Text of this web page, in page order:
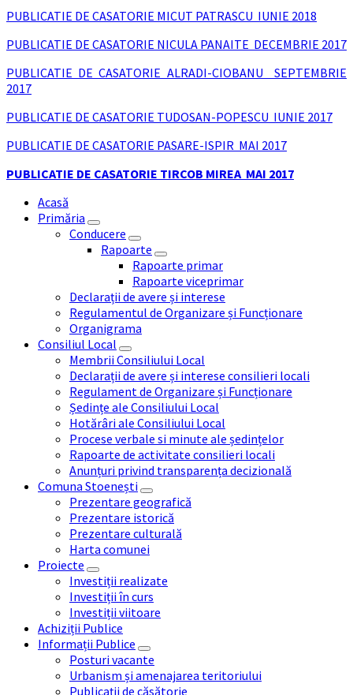
PUBLICATIE DE CASATORIE MICUT PATRASCU IUNIE 2018
PUBLICATIE DE CASATORIE NICULA PANAITE DECEMBRIE 2017
PUBLICATIE DE CASATORIE ALRADI-CIOBANU SEPTEMBRIE
2017
PUBLICATIE DE CASATORIE TUDOSAN-POPESCU IUNIE 2017
PUBLICATIE DE CASATORIE PASARE-ISPIR MAI 2017
PUBLICATIE DE CASATORIE TIRCOB MIREA MAI 2017
Acasă
Primăria
Conducere
Rapoarte
Rapoarte primar
Rapoarte viceprimar
Declarații de avere și interese
Regulamentul de Organizare și Funcționare
Organigrama
Consiliul Local
Membrii Consiliului Local
Declarații de avere și interese consilieri locali
Regulament de Organizare și Funcționare
Ședințe ale Consiliului Local
Hotărâri ale Consiliului Local
Procese verbale si minute ale ședințelor
Rapoarte de activitate consilieri locali
Anunțuri privind transparența decizională
Comuna Stoenești
Prezentare geografică
Prezentare istorică
Prezentare culturală
Harta comunei
Proiecte
Investiții realizate
Investiții în curs
Investiții viitoare
Achiziții Publice
Informații Publice
Posturi vacante
Urbanism și amenajarea teritoriului
Publicații de căsătorie